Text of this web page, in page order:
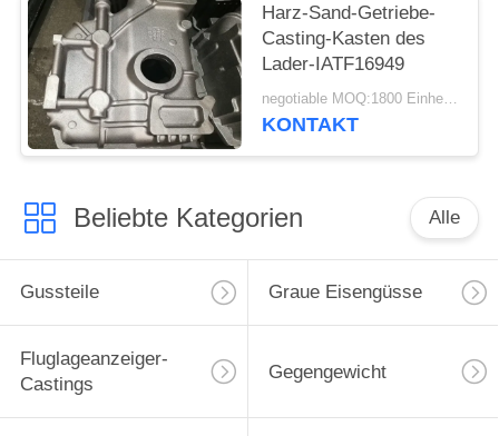
Harz-Sand-Getriebe-
Casting-Kasten des
Lader-IATF16949
negotiable MOQ:1800 Einheiten
KONTAKT
Beliebte Kategorien Alle
Gussteile Graue Eisengüsse
Fluglageanzeiger-
Castings
Gegengewicht